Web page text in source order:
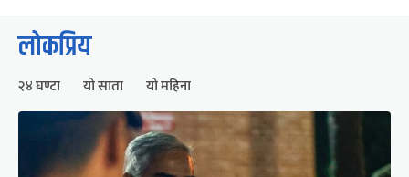
लोकप्रिय
२४ घण्टा यो साता यो महिना